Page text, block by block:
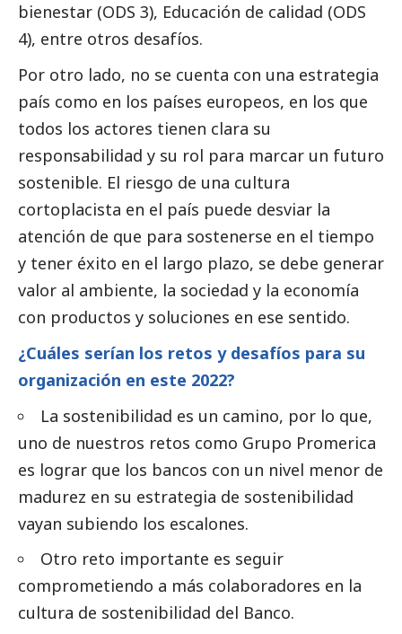
bienestar (ODS 3), Educación de calidad (ODS
4), entre otros desafíos.
Por otro lado, no se cuenta con una estrategia
país como en los países europeos, en los que
todos los actores tienen clara su
responsabilidad y su rol para marcar un futuro
sostenible. El riesgo de una cultura
cortoplacista en el país puede desviar la
atención de que para sostenerse en el tiempo
y tener éxito en el largo plazo, se debe generar
valor al ambiente, la sociedad y la economía
con productos y soluciones en ese sentido.
¿Cuáles serían los retos y desafíos para su
organización en este 2022?
La sostenibilidad es un camino, por lo que,
uno de nuestros retos como Grupo Promerica
es lograr que los bancos con un nivel menor de
madurez en su estrategia de sostenibilidad
vayan subiendo los escalones.
Otro reto importante es seguir
comprometiendo a más colaboradores en la
cultura de sostenibilidad del Banco.